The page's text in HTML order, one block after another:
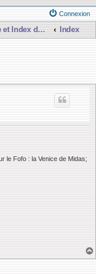
Connexion
Charte et Index du Forum
Index
le Fofo : la Venice de Midas;